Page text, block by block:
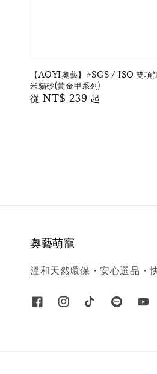
【AOYI奧藝】⭐️SGS / ISO 雙項
米貓砂(黃金甲系列)
Regular
從NT$ 239 起
奧藝萌寵
溫和天然環保・安心選品・